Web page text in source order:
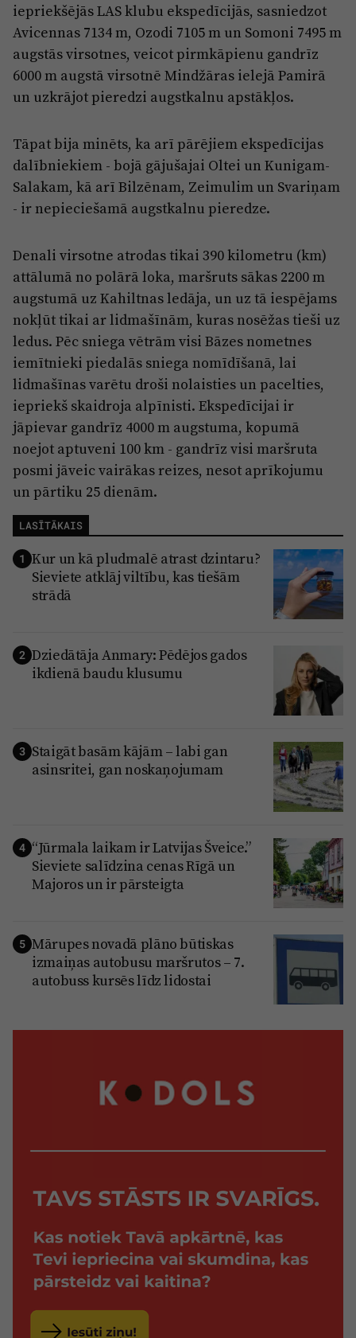
iepriekšējās LAS klubu ekspedīcijās, sasniedzot
Avicennas 7134 m, Ozodi 7105 m un Somoni 7495 m
augstās virsotnes, veicot pirmkāpienu gandrīz
6000 m augstā virsotnē Mindžāras ielejā Pamirā
un uzkrājot pieredzi augstkalnu apstākļos.
Tāpat bija minēts, ka arī pārējiem ekspedīcijas
dalībniekiem - bojā gājušajai Oltei un Kunigam-
Salakam, kā arī Bilzēnam, Zeimulim un Svariņam
- ir nepieciešamā augstkalnu pieredze.
Denali virsotne atrodas tikai 390 kilometru (km)
attālumā no polārā loka, maršruts sākas 2200 m
augstumā uz Kahiltnas ledāja, un uz tā iespējams
nokļūt tikai ar lidmašīnām, kuras nosēžas tieši uz
ledus. Pēc sniega vētrām visi Bāzes nometnes
iemītnieki piedalās sniega nomīdīšanā, lai
lidmašīnas varētu droši nolaisties un pacelties,
iepriekš skaidroja alpīnisti. Ekspedīcijai ir
jāpievar gandrīz 4000 m augstuma, kopumā
noejot aptuveni 100 km - gandrīz visi maršruta
posmi jāveic vairākas reizes, nesot aprīkojumu
un pārtiku 25 dienām.
LASĪTĀKAIS
1 Kur un kā pludmalē atrast dzintaru?
Sieviete atklāj viltību, kas tiešām
strādā
2 Dziedātāja Anmary: Pēdējos gados
ikdienā baudu klusumu
3 Staigāt basām kājām – labi gan
asinsritei, gan noskaņojumam
4 “Jūrmala laikam ir Latvijas Šveice.”
Sieviete salīdzina cenas Rīgā un
Majoros un ir pārsteigta
5 Mārupes novadā plāno būtiskas
izmaiņas autobusu maršrutos – 7.
autobuss kursēs līdz lidostai